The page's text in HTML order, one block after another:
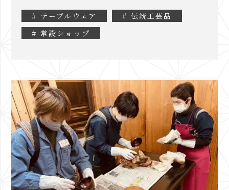
# テーブルウェア
# 伝統工芸品
# 常設ショップ